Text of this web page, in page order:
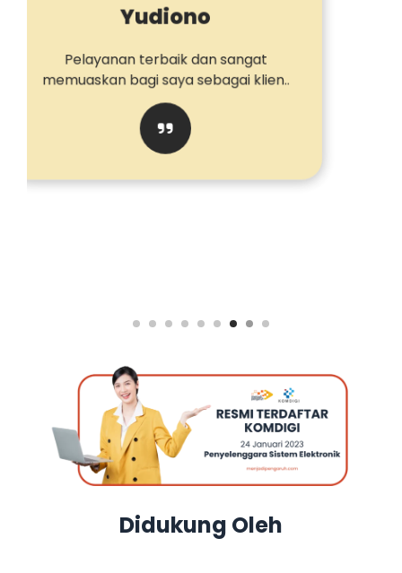
I Nyoman Subagia Asta
Winu, SE
Sangat Bagus, sangat beruntung bisa
ketemu, ini jasa yg paling cepet
merespon. Banyak yang buka jasa
seperti ini dan beriklan, tapi ketika di
WA malah gak jawab,,
Didukung Oleh